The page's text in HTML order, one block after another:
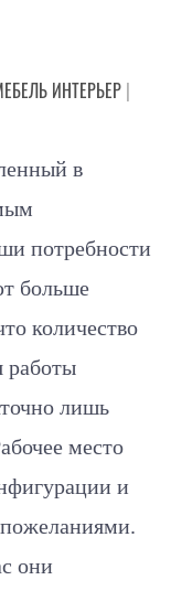
ИНТЕРЬЕР |
в
потребности
больше
количество
работы
лишь
место
и
они